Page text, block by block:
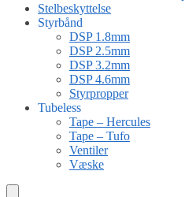
Stelbeskyttelse
Styrbånd
DSP 1.8mm
DSP 2.5mm
DSP 3.2mm
DSP 4.6mm
Styrpropper
Tubeless
Tape – Hercules
Tape – Tufo
Ventiler
Væske